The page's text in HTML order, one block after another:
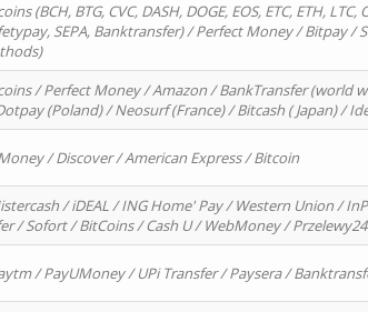
(BCH, BTG, CVC, DASH, DOGE, EOS, ETC, ETH, LTC,
SEPA, Banktransfer) / Perfect Money / Bitpay /
/ Perfect Money / Amazon / BankTransfer (world
(Poland) / Neosurf (France) / Bitcash ( Japan) /
/ Discover / American Express / Bitcoin
/ iDEAL / ING Home' Pay / Western Union /
/ Sofort / BitCoins / Cash U / WebMoney /
/ PayUMoney / UPi Transfer / Paysera /